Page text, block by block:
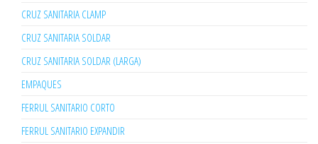
CRUZ SANITARIA CLAMP
CRUZ SANITARIA SOLDAR
CRUZ SANITARIA SOLDAR (LARGA)
EMPAQUES
FERRUL SANITARIO CORTO
FERRUL SANITARIO EXPANDIR